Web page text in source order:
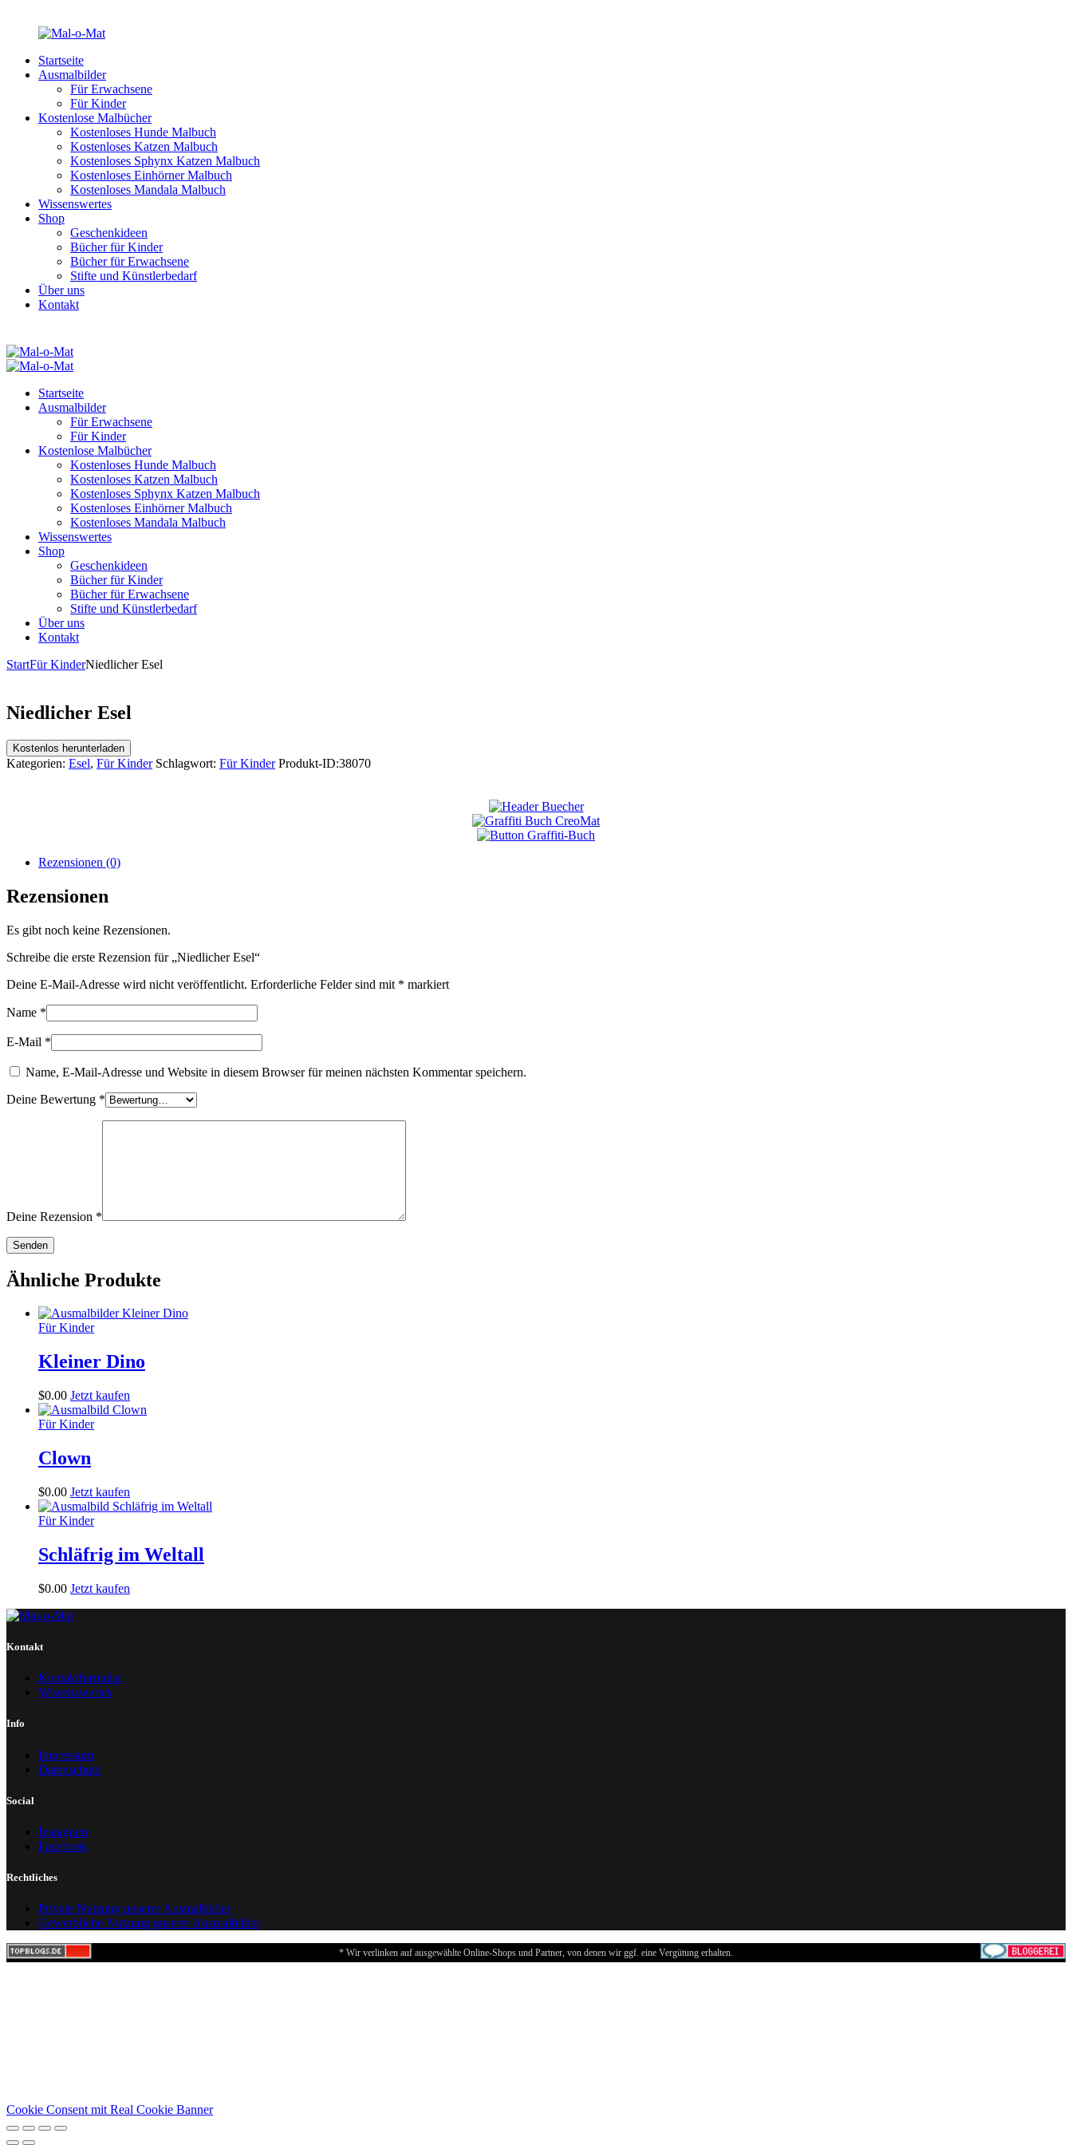
Startseite
Ausmalbilder
Für Erwachsene
Für Kinder
Kostenlose Malbücher
Kostenloses Hunde Malbuch
Kostenloses Katzen Malbuch
Kostenloses Sphynx Katzen Malbuch
Kostenloses Einhörner Malbuch
Kostenloses Mandala Malbuch
Wissenswertes
Shop
Geschenkideen
Bücher für Kinder
Bücher für Erwachsene
Stifte und Künstlerbedarf
Über uns
Kontakt
Startseite
Ausmalbilder
Für Erwachsene
Für Kinder
Kostenlose Malbücher
Kostenloses Hunde Malbuch
Kostenloses Katzen Malbuch
Kostenloses Sphynx Katzen Malbuch
Kostenloses Einhörner Malbuch
Kostenloses Mandala Malbuch
Wissenswertes
Shop
Geschenkideen
Bücher für Kinder
Bücher für Erwachsene
Stifte und Künstlerbedarf
Über uns
Kontakt
StartFür KinderNiedlicher Esel
Niedlicher Esel
Kostenlos herunterladen
Kategorien: Esel, Für Kinder Schlagwort: Für Kinder Produkt-ID:38070
Rezensionen (0)
Rezensionen
Es gibt noch keine Rezensionen.
Schreibe die erste Rezension für „Niedlicher Esel“
Deine E-Mail-Adresse wird nicht veröffentlicht. Erforderliche Felder sind mit * markiert
Name *
E-Mail *
Name, E-Mail-Adresse und Website in diesem Browser für meinen nächsten Kommentar speichern.
Deine Bewertung *
Deine Rezension *
Ähnliche Produkte
Für Kinder
Kleiner Dino
$0.00 Jetzt kaufen
Für Kinder
Clown
$0.00 Jetzt kaufen
Für Kinder
Schläfrig im Weltall
$0.00 Jetzt kaufen
Kontakt
Kontaktformular
Wissenswertes
Info
Impressum
Datenschutz
Social
Instagram
Facebook
Rechtliches
Private Nutzung unserer Ausmalbilder
Gewerbliche Nutzung unserer Ausmalbilder
* Wir verlinken auf ausgewählte Online-Shops und Partner, von denen wir ggf. eine Vergütung erhalten.
Cookie Consent mit Real Cookie Banner